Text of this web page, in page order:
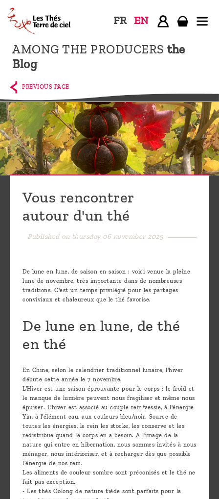
AMONG THE PRODUCERS the
Blog
FR EN
Home
The
shop
Terre
de
Ciel
Among
the
producers,
Pu'Erh
infuse
tea ?
Leave us
message
PREVIOUS PAGE
Vous rencontrer
autour d'un thé
Published on thursday 06 november 2025
De lune en lune, de saison en saison : voici venue la pleine
lune de novembre, très importante dans de nombreuses
traditions. C'est un temps privilégié pour les partages
conviviaux et chaleureux que le thé favorise.
De lune en lune, de thé
en thé
En Chine, selon le calendrier traditionnel lunaire, l'hiver
débute cette année le 7 novembre.
L’Hiver est une saison éprouvante pour le corps : le froid et
le manque de lumière peuvent nous fragiliser et même nous
épuiser. L'hiver est associé au couple rein/vessie, à l'énergie
Yin, à l'élément eau, aux couleurs bleu/noir. Source de
toutes les énergies, le rein les stocke, les conserve et les
redistribue quand le corps en a besoin. A l'image de la
nature qui entre en hibernation, nous sommes invités à nous
ménager, nous intérioriser, et à recharger dès que possible
l’énergie de nos rein.
Les aliments de couleur sombre sont préconisés et le thé ne
fait pas exception.
- Les thés Oolong de nature tiède sont parfaits pour la